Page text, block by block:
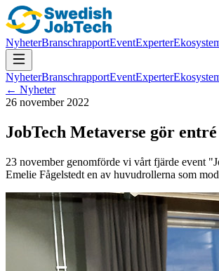
NyheterBranschrapportEventExperter
NyheterBranschrapportEventExperter
← Nyheter
26 november 2022
JobTech Metaverse gör entré
23 november genomförde vi vårt fjärde event
Emelie Fågelstedt en av huvudrollerna som